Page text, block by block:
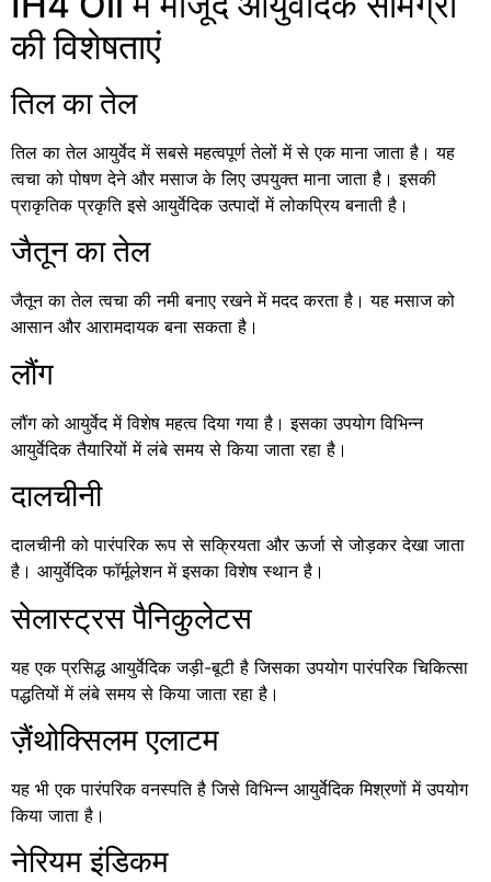
की विशेषताएं
तिल का तेल
तिल का तेल आयुर्वेद में सबसे महत्वपूर्ण तेलों में से एक माना जाता है। यह
त्वचा को पोषण देने और मसाज के लिए उपयुक्त माना जाता है। इसकी
प्राकृतिक प्रकृति इसे आयुर्वेदिक उत्पादों में लोकप्रिय बनाती है।
जैतून का तेल
जैतून का तेल त्वचा की नमी बनाए रखने में मदद करता है। यह मसाज को
आसान और आरामदायक बना सकता है।
लौंग
लौंग को आयुर्वेद में विशेष महत्व दिया गया है। इसका उपयोग विभिन्न
आयुर्वेदिक तैयारियों में लंबे समय से किया जाता रहा है।
दालचीनी
दालचीनी को पारंपरिक रूप से सक्रियता और ऊर्जा से जोड़कर देखा जाता
है। आयुर्वेदिक फॉर्मूलेशन में इसका विशेष स्थान है।
सेलास्ट्रस पैनिकुलेटस
यह एक प्रसिद्ध आयुर्वेदिक जड़ी-बूटी है जिसका उपयोग पारंपरिक चिकित्सा
पद्धतियों में लंबे समय से किया जाता रहा है।
ज़ैंथोक्सिलम एलाटम
यह भी एक पारंपरिक वनस्पति है जिसे विभिन्न आयुर्वेदिक मिश्रणों में उपयोग
किया जाता है।
नेरियम इंडिकम